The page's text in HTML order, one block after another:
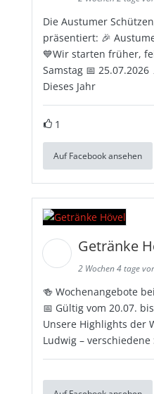
Die Austumer
präsentiert: 🎉
💙Wir starten früher,
Samstag 📅
Dieses Jahr
1
Auf Facebook ansehen
Getränke
2 Wochen 4 tage vor
🍻 Wochenangebote
📅 Gültig vom 20.07.
Unsere Highlights der
Ludwig – verschiedene